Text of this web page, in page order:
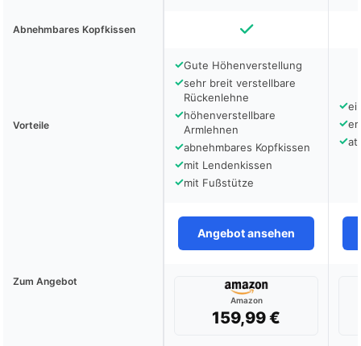
Abnehmbares Kopfkissen
Vorteile
✓Gute Höhenverstellung
✓sehr breit verstellbare
Rückenlehne
✓höhenverstellbare
Armlehnen
✓abnehmbares Kopfkissen
✓mit Lendenkissen
✓mit Fußstütze
✓
✓
✓
Angebot ansehen
Zum Angebot
Amazon
159,99 €